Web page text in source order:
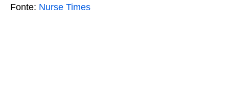
Fonte: Nurse Times